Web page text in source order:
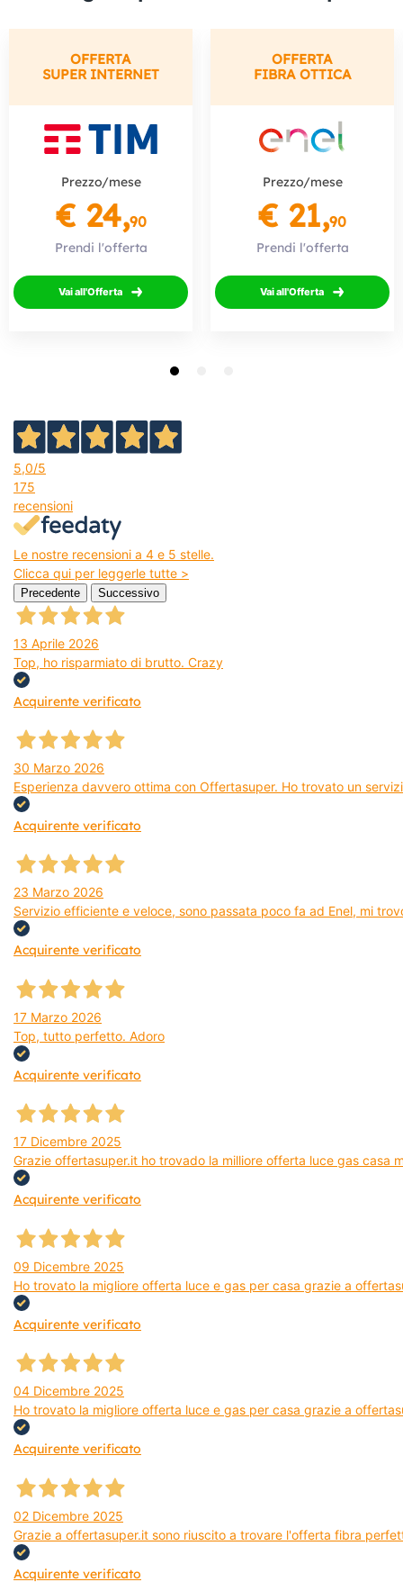
OFFERTA
SUPER INTERNET
Prezzo/mese
€ 24,90
Prendi l'offerta
Vai all'Offerta
OFFERTA
FIBRA OTTICA
Prezzo/mese
€ 21,90
Prendi l'offerta
Vai all'Offerta
5,0/5
175
recensioni
Le nostre recensioni a 4 e 5 stelle.
Clicca qui per leggerle tutte >
Precedente Successivo
13 Aprile 2026
Top, ho risparmiato di brutto. Crazy
Acquirente verificato
30 Marzo 2026
Esperienza davvero ottima con Offertasuper. Ho trovato un
Acquirente verificato
23 Marzo 2026
Servizio efficiente e veloce, sono passata poco fa ad Enel, mi
Acquirente verificato
17 Marzo 2026
Top, tutto perfetto. Adoro
Acquirente verificato
17 Dicembre 2025
Grazie offertasuper.it ho trovado la milliore offerta luce gas casa
Acquirente verificato
09 Dicembre 2025
Ho trovato la migliore offerta luce e gas per casa grazie a
Acquirente verificato
04 Dicembre 2025
Ho trovato la migliore offerta luce e gas per casa grazie a
Acquirente verificato
02 Dicembre 2025
Grazie a offertasuper.it sono riuscito a trovare l'offerta fibra
Acquirente verificato